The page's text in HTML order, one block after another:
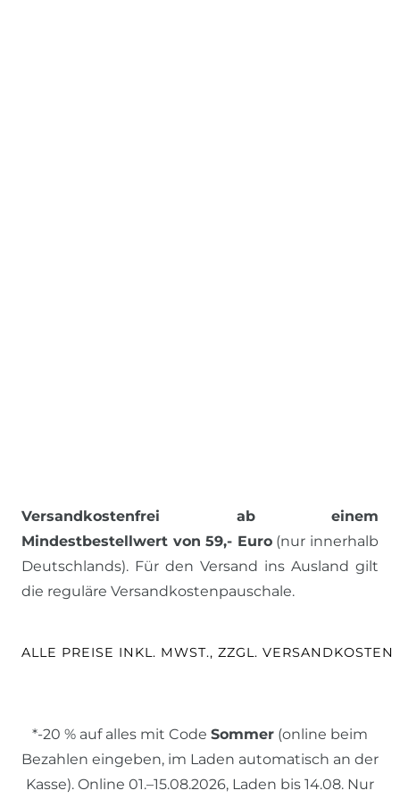
Versandkostenfrei ab einem
Mindestbestellwert von 59,- Euro(nur innerhalb
Deutschlands). Für den Versand ins Ausland gilt
die reguläre Versandkostenpauschale.
ALLE PREISE INKL. MWST., ZZGL. VERSANDKOSTEN
*-20 % auf alles mit Code Sommer (online beim
Bezahlen eingeben, im Laden automatisch an der
Kasse). Online 01.–15.08.2026, Laden bis 14.08. Nur